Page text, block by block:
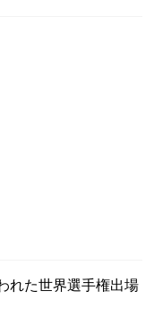
れた世界選手権出場